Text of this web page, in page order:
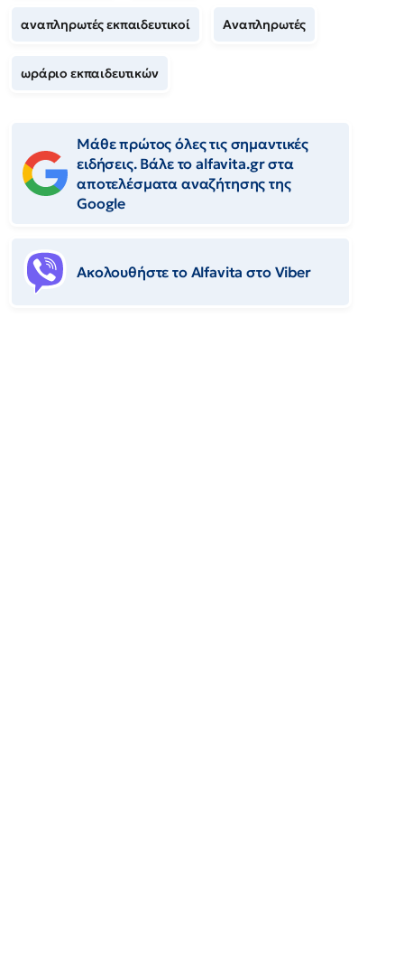
αναπληρωτές εκπαιδευτικοί Αναπληρωτές
ωράριο εκπαιδευτικών
Μάθε πρώτος όλες τις σημαντικές
ειδήσεις. Βάλε το alfavita.gr στα
αποτελέσματα αναζήτησης της
Google
Ακολουθήστε το Αlfavita στο Viber